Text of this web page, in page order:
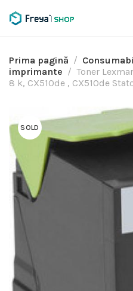
Prima pagină
imprimante
Toner
8 k, CX510de , CX510de
SOLD